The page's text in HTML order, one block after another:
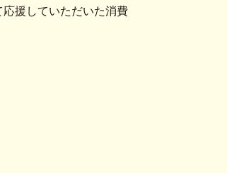
援していただいた消費